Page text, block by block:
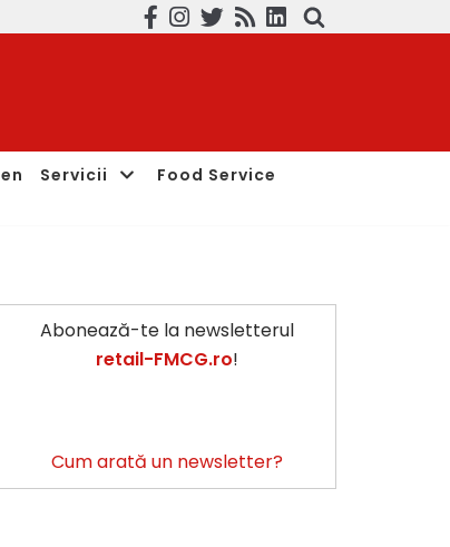
Servicii
Food Service
Abonează-te la newsletterul
retail-FMCG.ro!
Cum arată un newsletter?